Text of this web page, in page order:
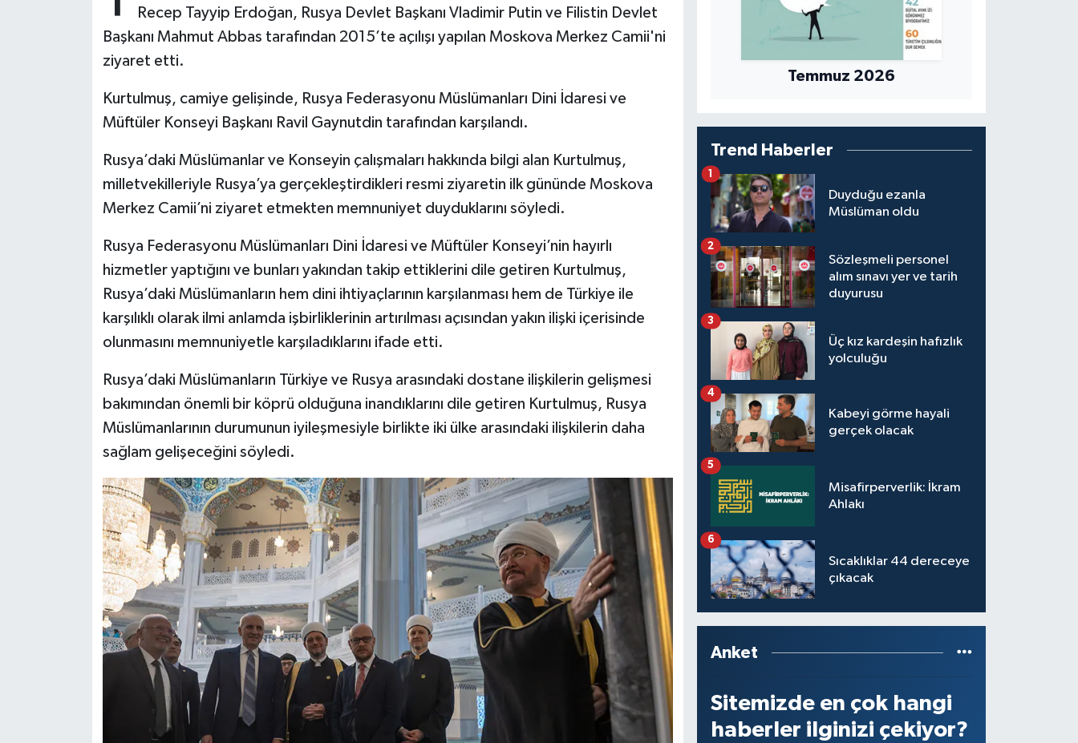
Recep Tayyip Erdoğan, Rusya Devlet Başkanı Vladimir Putin ve Filistin Devlet
Başkanı Mahmut Abbas tarafından 2015’te açılışı yapılan Moskova Merkez Camii'ni
ziyaret etti.
Kurtulmuş, camiye gelişinde, Rusya Federasyonu Müslümanları Dini İdaresi ve
Müftüler Konseyi Başkanı Ravil Gaynutdin tarafından karşılandı.
Rusya’daki Müslümanlar ve Konseyin çalışmaları hakkında bilgi alan Kurtulmuş,
milletvekilleriyle Rusya’ya gerçekleştirdikleri resmi ziyaretin ilk gününde Moskova
Merkez Camii’ni ziyaret etmekten memnuniyet duyduklarını söyledi.
Rusya Federasyonu Müslümanları Dini İdaresi ve Müftüler Konseyi’nin hayırlı
hizmetler yaptığını ve bunları yakından takip ettiklerini dile getiren Kurtulmuş,
Rusya’daki Müslümanların hem dini ihtiyaçlarının karşılanması hem de Türkiye ile
karşılıklı olarak ilmi anlamda işbirliklerinin artırılması açısından yakın ilişki içerisinde
olunmasını memnuniyetle karşıladıklarını ifade etti.
Rusya’daki Müslümanların Türkiye ve Rusya arasındaki dostane ilişkilerin gelişmesi
bakımından önemli bir köprü olduğuna inandıklarını dile getiren Kurtulmuş, Rusya
Müslümanlarının durumunun iyileşmesiyle birlikte iki ülke arasındaki ilişkilerin daha
sağlam gelişeceğini söyledi.
Temmuz 2026
Trend Haberler
Duyduğu ezanla
Müslüman oldu
1
Sözleşmeli personel
alım sınavı yer ve tarih
duyurusu
2
Üç kız kardeşin hafızlık
yolculuğu
3
Kabeyi görme hayali
gerçek olacak
4
Misafirperverlik: İkram
Ahlakı
5
Sıcaklıklar 44 dereceye
çıkacak
6
Anket
Sitemizde en çok hangi
haberler ilginizi çekiyor?
Bitlis Müftülüğü
Burdur Müftülüğü
Bursa Müftülüğü
Çanakkale Müftülüğü
Çankırı Müftülüğü
Denizli Müftülüğü
Düzce Müftülüğü
Edirne Müftülüğü
Elazığ Müftülüğü
Erzincan Müftülüğü
Erzurum Müftülüğü
Eskişehir Müftülüğü
Gaziantep Müftülüğü
Giresun Müftülüğü
Gümüşhane Müftülüğü
Duyurular
Bilim, Teknoloji
Diyanet TV